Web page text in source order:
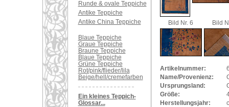
Runde & ovale Teppiche
Antike Teppiche
Antike China Teppiche
Blaue Teppiche
Graue Teppiche
Braune Teppiche
Blaue Teppiche
Grüne Teppiche
Rot/pink/flieder/lila
Beige/hell/cremefarben
Ein kleines Teppich-
Glossar...
Bild Nr. 6 Bild
Artikelnummer:
Name/Provenienz:
Ursprungsland:
Größe:
Herstellungsjahr: